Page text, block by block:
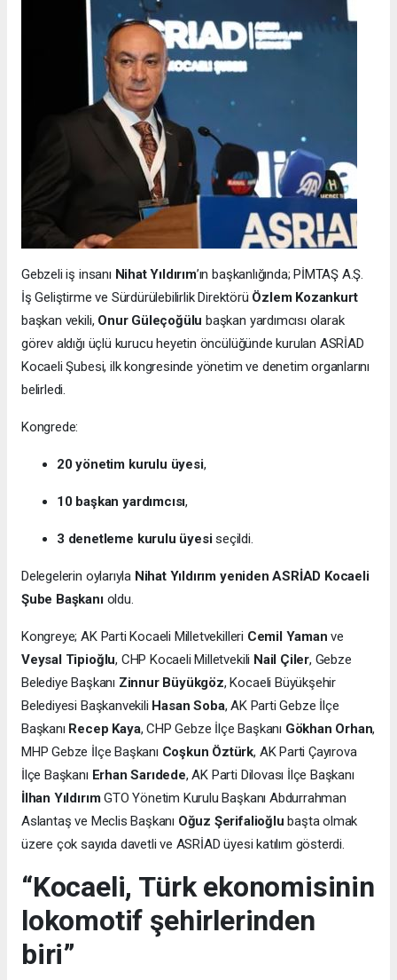
Gebzeli iş insanı Nihat Yıldırım’ın başkanlığında; PİMTAŞ A.Ş.
İş Geliştirme ve Sürdürülebilirlik Direktörü Özlem Kozankurt
başkan vekili, Onur Güleçoğülu başkan yardımcısı olarak
görev aldığı üçlü kurucu heyetin öncülüğünde kurulan ASRİAD
Kocaeli Şubesi, ilk kongresinde yönetim ve denetim organlarını
belirledi.
Kongrede:
20 yönetim kurulu üyesi,
10 başkan yardımcısı,
3 denetleme kurulu üyesiseçildi.
Delegelerin oylarıyla Nihat Yıldırım yeniden ASRİAD Kocaeli
Şube Başkanıoldu.
Kongreye; AK Parti Kocaeli Milletvekilleri Cemil Yaman ve
Veysal Tipioğlu, CHP Kocaeli Milletvekili Nail Çiler, Gebze
Belediye Başkanı Zinnur Büyükgöz, Kocaeli Büyükşehir
Belediyesi Başkanvekili Hasan Soba, AK Parti Gebze İlçe
Başkanı Recep Kaya, CHP Gebze İlçe Başkanı Gökhan Orhan,
MHP Gebze İlçe Başkanı Coşkun Öztürk, AK Parti Çayırova
İlçe Başkanı Erhan Sarıdede, AK Parti Dilovası İlçe Başkanı
İlhan YıldırımGTO Yönetim Kurulu Başkanı Abdurrahman
Aslantaş ve Meclis Başkanı Oğuz Şerifalioğlu başta olmak
üzere çok sayıda davetli ve ASRİAD üyesi katılım gösterdi.
“Kocaeli, Türk ekonomisinin
lokomotif şehirlerinden
biri”